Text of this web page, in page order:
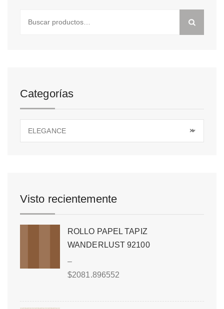
Categorías
×
ELEGANCE
Visto recientemente
ROLLO PAPEL TAPIZ
WANDERLUST 92100
–
$2081.896552